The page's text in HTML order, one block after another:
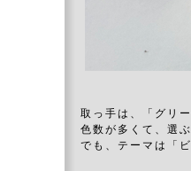
取っ手は、「グリ
色数が多くて、選
でも、テーマは「